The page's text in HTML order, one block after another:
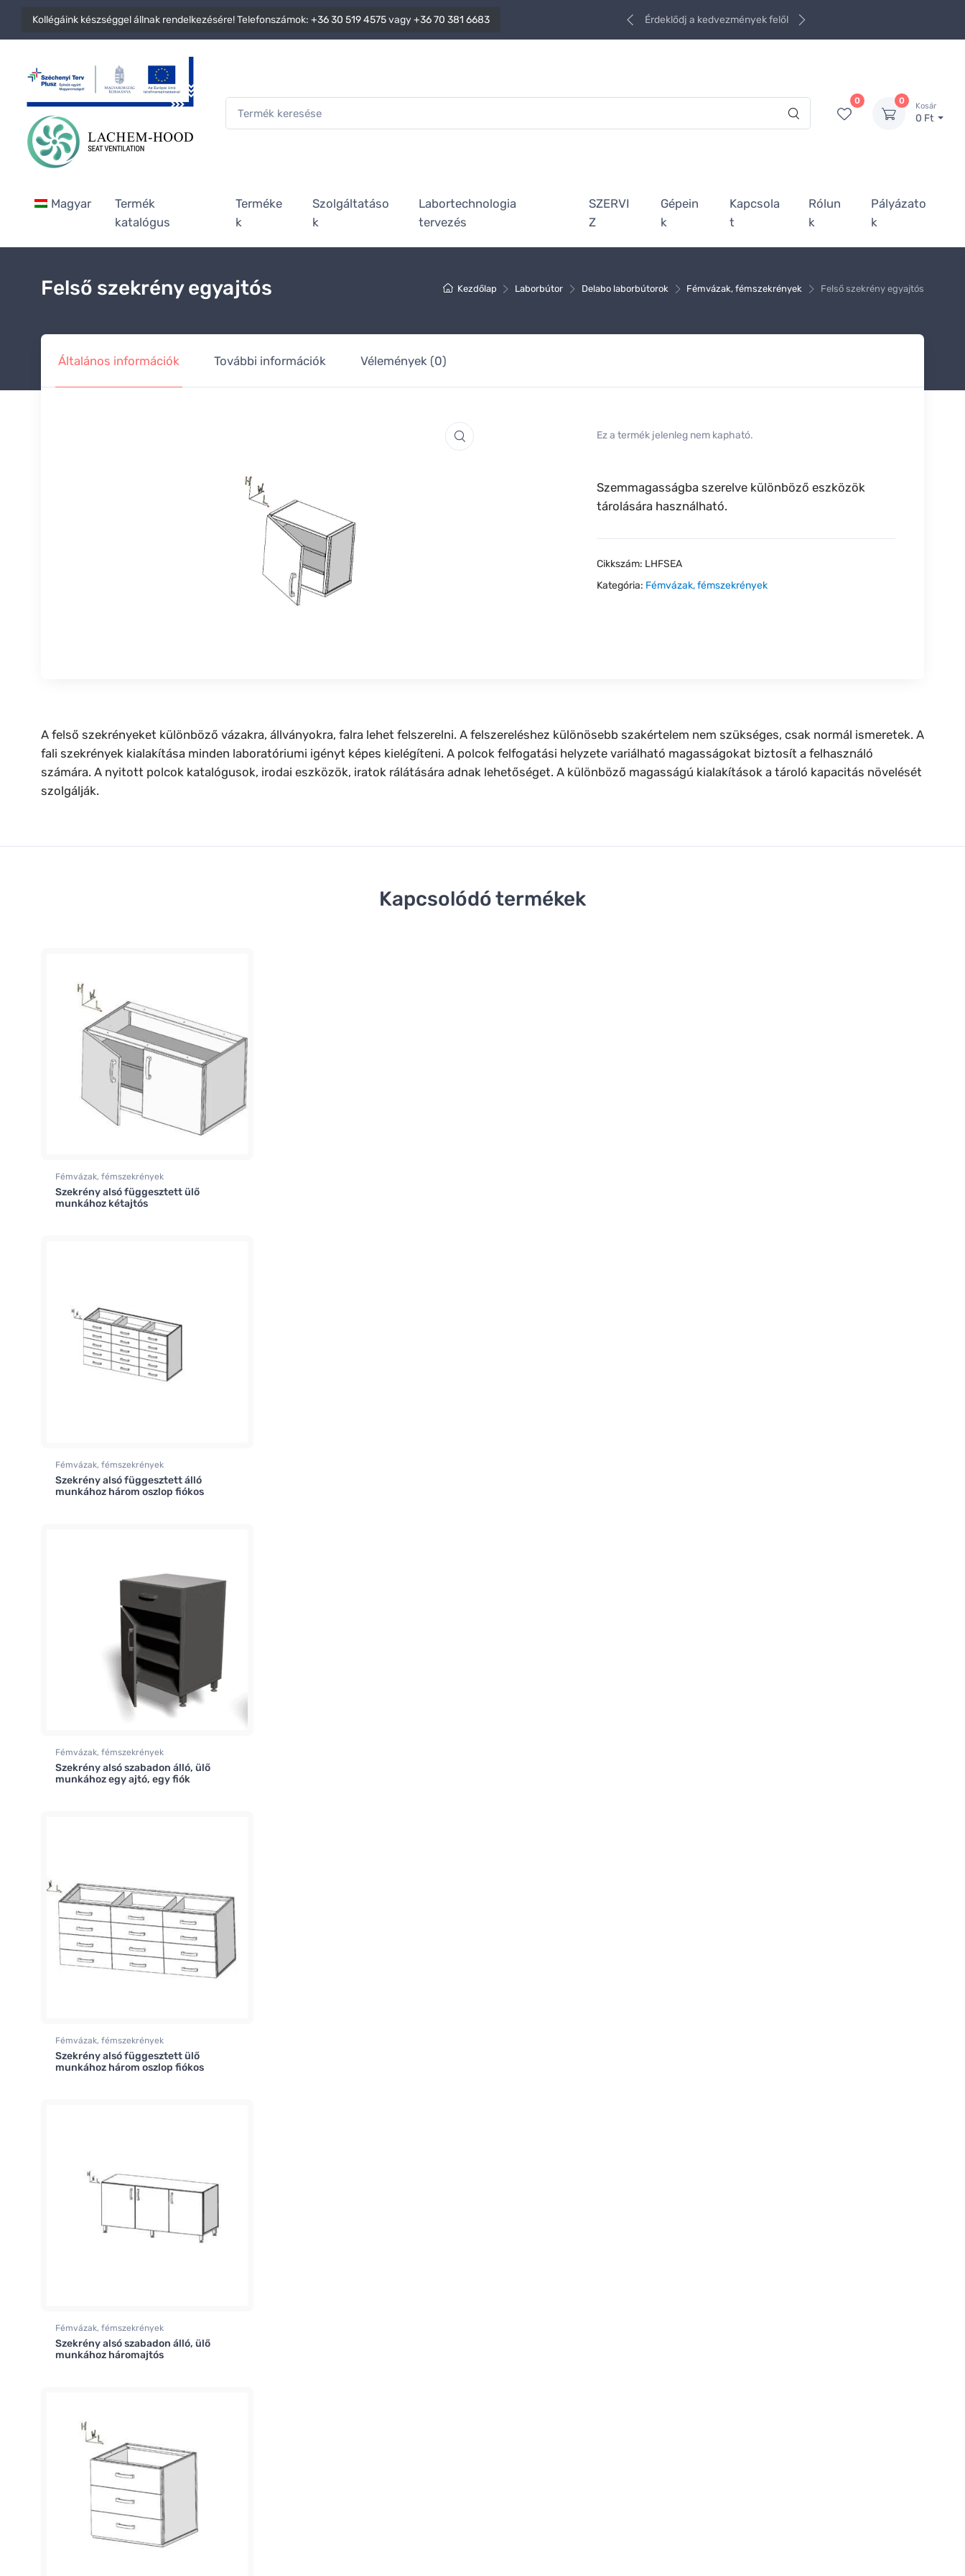
Kollégáink készséggel állnak rendelkezésére! Telefonszámok: +36 30 519 4575vagy+36 70 381 6683 Érdeklődj a kedvezmények felől
0 0
Kosár
0 Ft
Magyar
Termék
katalógus
Terméke
k
Szolgáltatáso
k
Labortechnologia
tervezés
SZERVI
Z
Gépein
k
Kapcsola
t
Rólun
k
Pályázato
k
Kezdőlap Laborbútor Delabo laborbútorok Fémvázak, fémszekrények Felső szekrény egyajtós
Felső szekrény egyajtós
Általános információk További információk Vélemények (0)
Ez a termék jelenleg nem kapható.
Szemmagasságba szerelve különböző eszközök
tárolására használható.
Cikkszám: LHFSEA
Kategória: Fémvázak, fémszekrények
A felső szekrényeket különböző vázakra, állványokra, falra lehet felszerelni. A felszereléshez különösebb szakértelem nem szükséges, csak normál ismeretek. A
fali szekrények kialakítása minden laboratóriumi igényt képes kielégíteni. A polcok felfogatási helyzete variálható magasságokat biztosít a felhasználó
számára. A nyitott polcok katalógusok, irodai eszközök, iratok rálátására adnak lehetőséget. A különböző magasságú kialakítások a tároló kapacitás növelését
szolgálják.
Kapcsolódó termékek
Fémvázak, fémszekrények
Szekrény alsó függesztett ülő
munkához kétajtós
Fémvázak, fémszekrények
Szekrény alsó függesztett álló
munkához három oszlop fiókos
Fémvázak, fémszekrények
Szekrény alsó szabadon álló, ülő
munkához egy ajtó, egy fiók
Fémvázak, fémszekrények
Szekrény alsó függesztett ülő
munkához három oszlop fiókos
Fémvázak, fémszekrények
Szekrény alsó szabadon álló, ülő
munkához háromajtós